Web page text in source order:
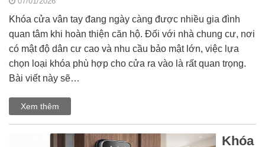
Khóa cửa vân tay đang ngày càng được nhiều gia đình
quan tâm khi hoàn thiện căn hộ. Đối với nhà chung cư, nơi
có mật độ dân cư cao và nhu cầu bảo mật lớn, việc lựa
chọn loại khóa phù hợp cho cửa ra vào là rất quan trọng.
Bài viết này sẽ…
Xem thêm
Khóa